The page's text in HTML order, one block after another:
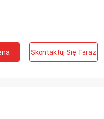
Skontaktuj Się Teraz